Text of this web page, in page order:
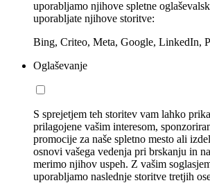
uporabljamo njihove spletne
uporabljate njihove storitve:
Bing, Criteo, Meta, Google, LinkedIn,
Oglaševanje
S sprejetjem teh storitev vam lahko
prilagojene vašim interesom,
promocije za naše spletno mesto ali
osnovi vašega vedenja pri brskanju in
merimo njihov uspeh. Z vašim
uporabljamo naslednje storitve tretjih